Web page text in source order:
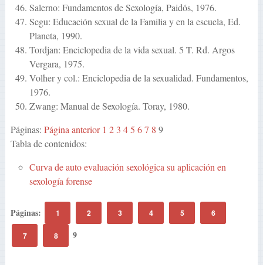
Salerno: Fundamentos de Sexología, Paidós, 1976.
Segu: Educación sexual de la Familia y en la escuela, Ed.
Planeta, 1990.
Tordjan: Enciclopedia de la vida sexual. 5 T. Rd. Argos
Vergara, 1975.
Volher y col.: Enciclopedia de la sexualidad. Fundamentos,
1976.
Zwang: Manual de Sexología. Toray, 1980.
Páginas: Página anterior 1 2 3 4 5 6 7 8 9
Tabla de contenidos:
Curva de auto evaluación sexológica su aplicación en
sexología forense
Páginas: 1 2 3 4 5 6
7 8 9